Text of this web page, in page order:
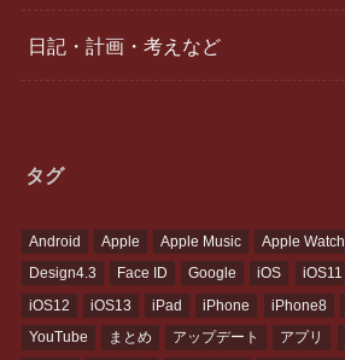
日記・計画・考えなど
タグ
Android Apple Apple Music Apple Watch
Design4.3
Face ID Google iOS iOS11
iOS12
iOS13 iPad iPhone iPhone8
YouTube
まとめ アップデート アプリ